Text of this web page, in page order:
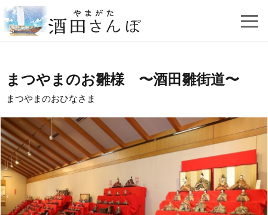
まつやまのお雛様 〜酒田雛街道〜
まつやまのおひなさま